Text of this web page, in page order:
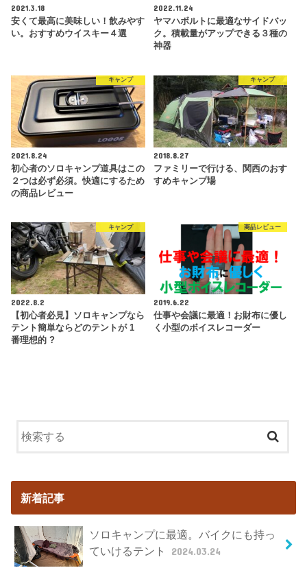
2021.3.18
安くて最高に美味しい！飲みやす
い。おすすめウイスキー４選
2022.11.24
ヤマハボルトに最適なサイドバッ
ク。積載量がアップできる３種の
神器
キャンプ
2021.8.24
初心者のソロキャンプ道具はこの
２つは必ず必須。快適にするため
の商品レビュー
キャンプ
2018.8.27
ファミリーで行ける、関西のおす
すめキャンプ場
キャンプ
2022.8.2
【初心者必見】ソロキャンプなら
テント簡単ならどのテントが 1
番理想的 ?
商品レビュー
2019.6.22
仕事や会議に最適！お財布に優し
く小型のボイスレコーダー
新着記事
ソロキャンプに最適。バイクにも持っ
ていけるテント
2024.03.24